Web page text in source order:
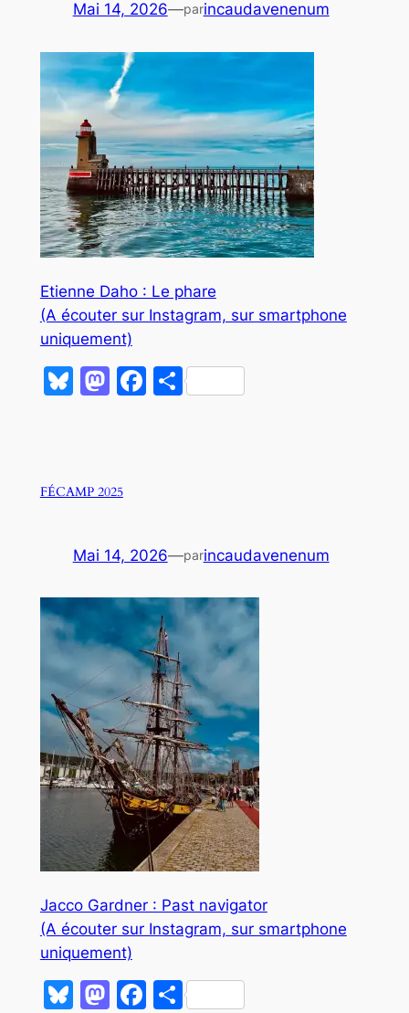
Mai 14, 2026—parincaudavenenum
Etienne Daho : Le phare
(A écouter sur Instagram, sur smartphone
uniquement)
Bluesky
Mastodon
Facebook
Partager
FÉCAMP 2025
Mai 14, 2026—parincaudavenenum
Jacco Gardner : Past navigator
(A écouter sur Instagram, sur smartphone
uniquement)
Bluesky
Mastodon
Facebook
Partager